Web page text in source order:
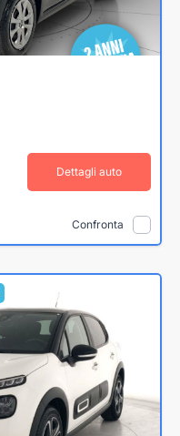
Dettagli auto
Confronta